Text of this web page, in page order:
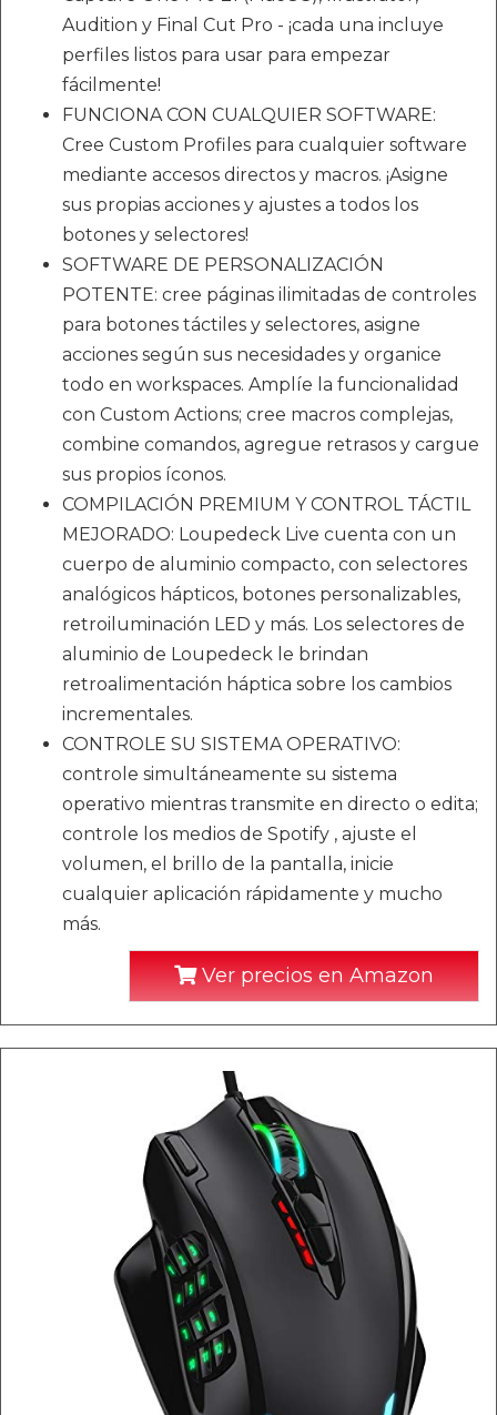
Audition y Final Cut Pro - ¡cada una incluye
perfiles listos para usar para empezar
fácilmente!
FUNCIONA CON CUALQUIER SOFTWARE:
Cree Custom Profiles para cualquier software
mediante accesos directos y macros. ¡Asigne
sus propias acciones y ajustes a todos los
botones y selectores!
SOFTWARE DE PERSONALIZACIÓN
POTENTE: cree páginas ilimitadas de controles
para botones táctiles y selectores, asigne
acciones según sus necesidades y organice
todo en workspaces. Amplíe la funcionalidad
con Custom Actions; cree macros complejas,
combine comandos, agregue retrasos y cargue
sus propios íconos.
COMPILACIÓN PREMIUM Y CONTROL TÁCTIL
MEJORADO: Loupedeck Live cuenta con un
cuerpo de aluminio compacto, con selectores
analógicos hápticos, botones personalizables,
retroiluminación LED y más. Los selectores de
aluminio de Loupedeck le brindan
retroalimentación háptica sobre los cambios
incrementales.
CONTROLE SU SISTEMA OPERATIVO:
controle simultáneamente su sistema
operativo mientras transmite en directo o edita;
controle los medios de Spotify , ajuste el
volumen, el brillo de la pantalla, inicie
cualquier aplicación rápidamente y mucho
más.
Ver precios en Amazon